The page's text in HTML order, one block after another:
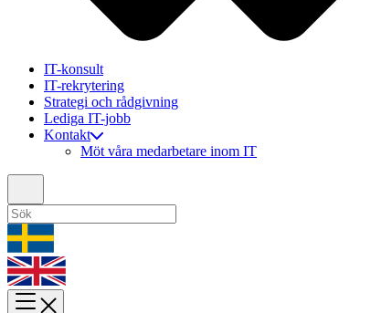
IT-konsult
IT-rekrytering
Strategi och rådgivning
Lediga IT-jobb
Kontakt
Möt våra medarbetare inom IT